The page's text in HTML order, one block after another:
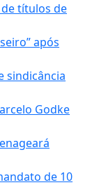
títulos de
após
sindicância
Godke
de 10